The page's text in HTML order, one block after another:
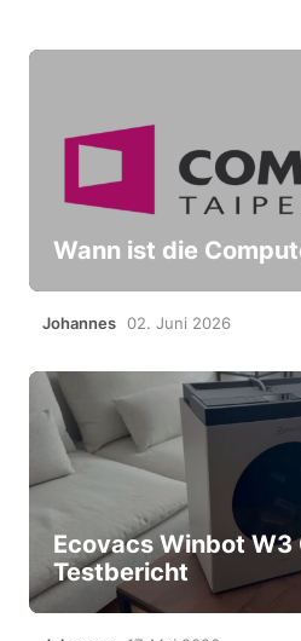
Wann ist die
Johannes 02. Juni 2026
Ecovacs Winbot W3
Testbericht